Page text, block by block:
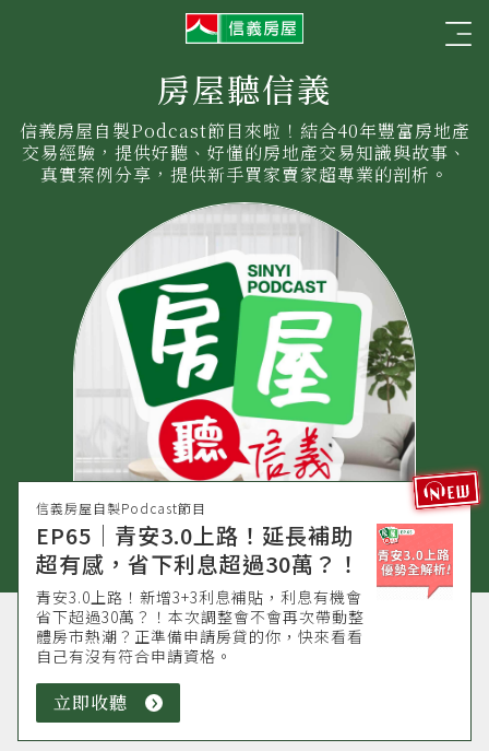
屋
房屋聽信義
信義房屋自製Podcast節目來啦！結合40年豐富房地產
交易經驗，提供好聽、好懂的房地產交易知識與故事、
真實案例分享，提供新手買家賣家超專業的剖析。
信義房屋自製Podcast節目
EP65｜青安3.0上路！延長補助
超有感，省下利息超過30萬？！
青安3.0上路！新增3+3利息補貼，利息有機會
省下超過30萬？！本次調整會不會再次帶動整
體房市熱潮？正準備申請房貸的你，快來看看
自己有沒有符合申請資格。
立即收聽
即
收